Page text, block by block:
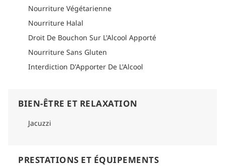
Nourriture Végétarienne
Nourriture Halal
Droit De Bouchon Sur L'Alcool Apporté
Nourriture Sans Gluten
Interdiction D'Apporter De L'Alcool
BIEN-ÊTRE ET RELAXATION
Jacuzzi
PRESTATIONS ET ÉQUIPEMENTS